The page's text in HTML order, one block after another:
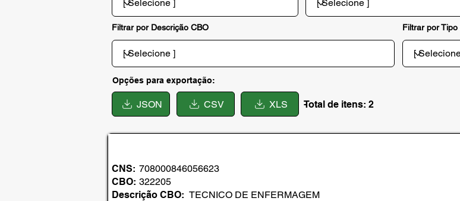
Filtrar por Descrição CBO Filtrar por Tipo
Opções para exportação:
JSON CSV XLS Total de itens: 2
-
CNS: 708000846056623
CBO: 322205
Descrição CBO: TECNICO DE ENFERMAGEM